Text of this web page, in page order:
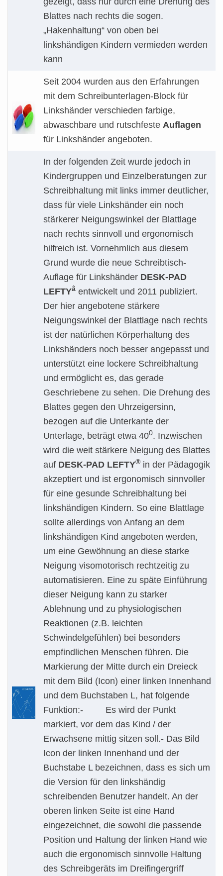
Blattes nach rechts die sogen.
„Hakenhaltung“ von oben bei
linkshändigen Kindern vermieden werden
kann
Seit 2004 wurden aus den Erfahrungen
mit dem Schreibunterlagen-Block für
Linkshänder verschieden farbige,
abwaschbare und rutschfeste Auflagen
für Linkshänder angeboten.
In der folgenden Zeit wurde jedoch in
Kindergruppen und Einzelberatungen zur
Schreibhaltung mit links immer deutlicher,
dass für viele Linkshänder ein noch
stärkerer Neigungswinkel der Blattlage
nach rechts sinnvoll und ergonomisch
hilfreich ist. Vornehmlich aus diesem
Grund wurde die neue Schreibtisch-
Auflage für Linkshänder DESK-PAD
LEFTYâ entwickelt und 2011 publiziert.
Der hier angebotene stärkere
Neigungswinkel der Blattlage nach rechts
ist der natürlichen Körperhaltung des
Linkshänders noch besser angepasst und
unterstützt eine lockere Schreibhaltung
und ermöglicht es, das gerade
Geschriebene zu sehen. Die Drehung des
Blattes gegen den Uhrzeigersinn,
bezogen auf die Unterkante der
Unterlage, beträgt etwa 400. Inzwischen
wird die weit stärkere Neigung des Blattes
auf DESK-PAD LEFTY® in der Pädagogik
akzeptiert und ist ergonomisch sinnvoller
für eine gesunde Schreibhaltung bei
linkshändigen Kindern. So eine Blattlage
sollte allerdings von Anfang an dem
linkshändigen Kind angeboten werden,
um eine Gewöhnung an diese starke
Neigung visomotorisch rechtzeitig zu
automatisieren. Eine zu späte Einführung
dieser Neigung kann zu starker
Ablehnung und zu physiologischen
Reaktionen (z.B. leichten
Schwindelgefühlen) bei besonders
empfindlichen Menschen führen. Die
Markierung der Mitte durch ein Dreieck
mit dem Bild (Icon) einer linken Innenhand
und dem Buchstaben L, hat folgende
Funktion:- Es wird der Punkt
markiert, vor dem das Kind / der
Erwachsene mittig sitzen soll.- Das Bild
Icon der linken Innenhand und der
Buchstabe L bezeichnen, dass es sich um
die Version für den linkshändig
schreibenden Benutzer handelt. An der
oberen linken Seite ist eine Hand
eingezeichnet, die sowohl die passende
Position und Haltung der linken Hand wie
auch die ergonomisch sinnvolle Haltung
des Schreibgeräts im Dreifingergriff